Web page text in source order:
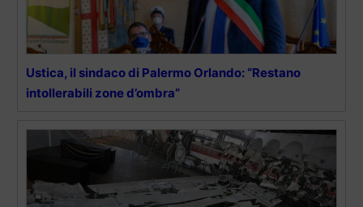
Ustica, il sindaco di Palermo Orlando: “Restano
intollerabili zone d’ombra”